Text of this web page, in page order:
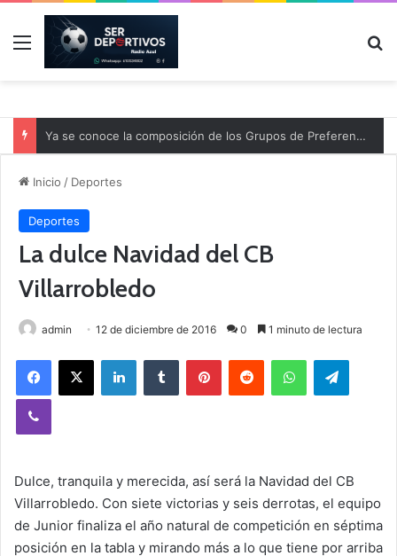
Menú
Ya se conoce la composición de los Grupos de Preferente y el calendario
Inicio / Deportes
Deportes
La dulce Navidad del CB
Villarrobledo
admin 12 de diciembre de 2016 0 1 minuto de lectura
Dulce, tranquila y merecida, así será la Navidad del CB
Villarrobledo. Con siete victorias y seis derrotas, el equipo
de Junior finaliza el año natural de competición en séptima
posición en la tabla y mirando más a lo que tiene por arriba